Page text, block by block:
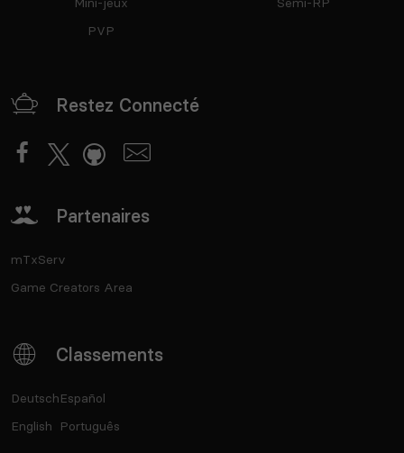
PVP
Restez Connecté
Partenaires
mTxServ
Game Creators Area
Classements
Deutsch
English
Español
Português